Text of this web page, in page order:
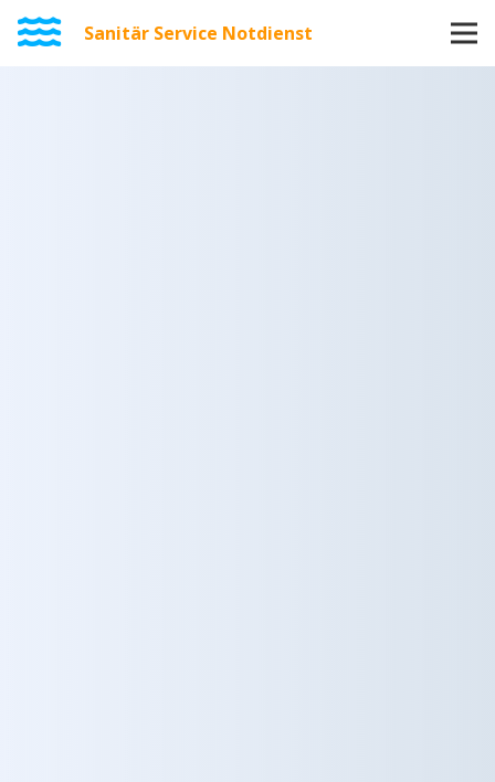
Sanitär Service Notdienst